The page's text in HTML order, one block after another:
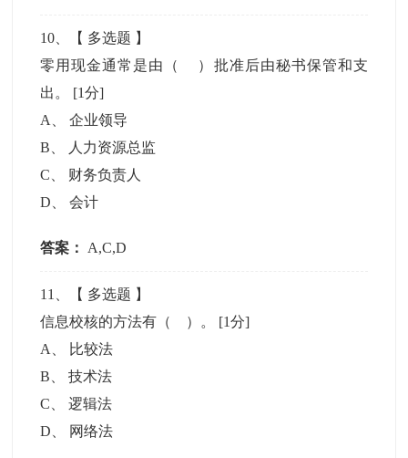
10 、【 多选题 】
零用现金通常是由（ ）批准后由秘书保管和支
出。 [1分]
A
、企业领导
B
人力资源总监
C
财务负责人
D 、会计
答案： A,C,D
11 、【 多选题 】
信息校核的方法有（ ）。 [1分]
A
比较法
B 、技术法
C 、逻辑法
D
网络法